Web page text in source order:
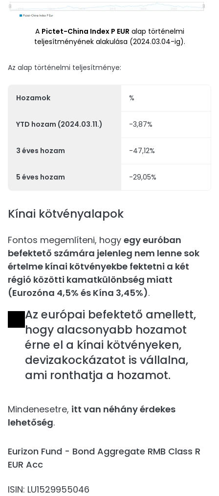
A Pictet-China Index P EUR alap történelmi
teljesítményének alakulása (2024.03.04-ig).
Az alap történelmi teljesítménye:
Hozamok %
YTD hozam (2024.03.11.) -3,87%
3 éves hozam -47,12%
5 éves hozam -29,05%
Kínai kötvényalapok
Fontos megemlíteni, hogy egy euróban
befektető számára jelenleg nem lenne sok
értelme kínai kötvényekbe fektetni a két
régió közötti kamatkülönbség miatt
(Eurozóna 4,5% és Kína 3,45%).
Az európai befektető amellett,
hogy alacsonyabb hozamot
érne el a kínai kötvényeken,
devizakockázatot is vállalna,
ami ronthatja a hozamot.
Mindenesetre, itt van néhány érdekes
lehetőség.
Eurizon Fund - Bond Aggregate RMB Class R
EUR Acc
ISIN: LU1529955046